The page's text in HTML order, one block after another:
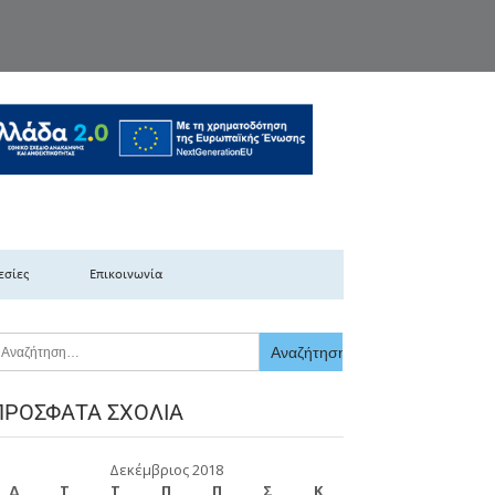
Ελλάδας
Επικοινωνία
ΣΧΌΛΙΑ
Δεκέμβριος 2018
Δ
Τ Τ Π Π Σ
Κ